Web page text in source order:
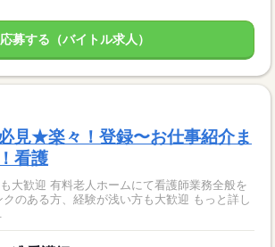
応募する（バイトル求人）
見★楽々！登録〜お仕事紹介ま
看護
大歓迎 有料老人ホームにて看護師業務全般を
のある方、経験が浅い方も大歓迎 もっと詳し